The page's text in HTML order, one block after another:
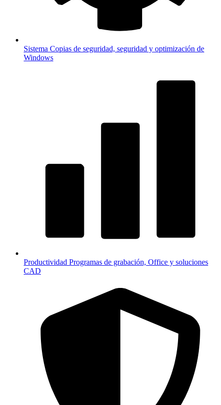
Sistema Copias de seguridad, seguridad y optimización de
Windows
Productividad Programas de grabación, Office y soluciones
CAD